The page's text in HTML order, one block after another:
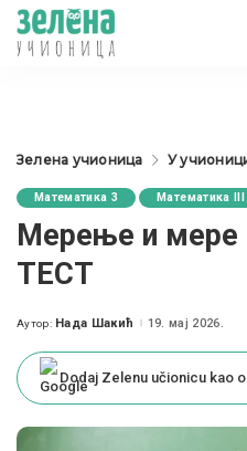
Зелена учионица У
Математика 3 Математика III
Мерење и мере
ТЕСТ
Posted
Аутор: Нада Шакић 19. мај 2026.
Dodaj Zelenu učionicu kao